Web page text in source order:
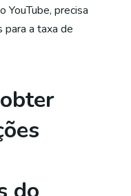
YouTube, precisa
para a taxa de